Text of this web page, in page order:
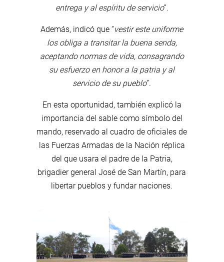
entrega y al espíritu de servicio”.
Además, indicó que “vestir este uniforme
los obliga a transitar la buena senda,
aceptando normas de vida, consagrando
su esfuerzo en honor a la patria y al
servicio de su pueblo”.
En esta oportunidad, también explicó la
importancia del sable como símbolo del
mando, reservado al cuadro de oficiales de
las Fuerzas Armadas de la Nación réplica
del que usara el padre de la Patria,
brigadier general José de San Martín, para
libertar pueblos y fundar naciones.